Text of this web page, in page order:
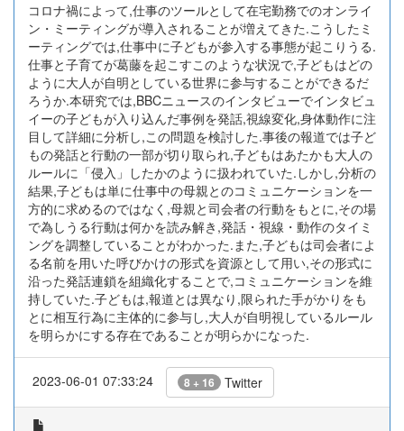
コロナ禍によって,仕事のツールとして在宅勤務でのオンライ
ン・ミーティングが導入されることが増えてきた.こうしたミ
ーティングでは,仕事中に子どもが参入する事態が起こりうる.
仕事と子育てが葛藤を起こすこのような状況で,子どもはどの
ように大人が自明としている世界に参与することができるだ
ろうか.本研究では,BBCニュースのインタビューでインタビュ
イーの子どもが入り込んだ事例を発話,視線変化,身体動作に注
目して詳細に分析し,この問題を検討した.事後の報道では子ど
もの発話と行動の一部が切り取られ,子どもはあたかも大人の
ルールに「侵入」したかのように扱われていた.しかし,分析の
結果,子どもは単に仕事中の母親とのコミュニケーションを一
方的に求めるのではなく,母親と司会者の行動をもとに,その場
で為しうる行動は何かを読み解き,発話・視線・動作のタイミ
ングを調整していることがわかった.また,子どもは司会者によ
る名前を用いた呼びかけの形式を資源として用い,その形式に
沿った発話連鎖を組織化することで,コミュニケーションを維
持していた.子どもは,報道とは異なり,限られた手がかりをも
とに相互行為に主体的に参与し,大人が自明視しているルール
を明らかにする存在であることが明らかになった.
2023-06-01 07:33:24 8 + 16 Twitter